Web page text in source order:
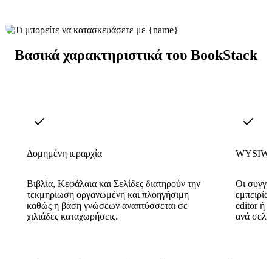
Βασικά χαρακτηριστικά του BookStack
Δομημένη ιεραρχία
Βιβλία, Κεφάλαια και Σελίδες διατηρούν την
τεκμηρίωση οργανωμένη και πλοηγήσιμη
καθώς η βάση γνώσεων αναπτύσσεται σε
χιλιάδες καταχωρήσεις.
Οι
editor ή
ανά